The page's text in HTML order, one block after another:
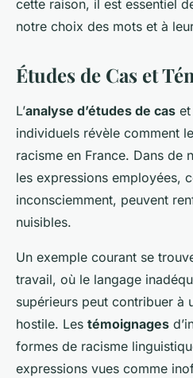
cette raison, il est essentiel
notre choix des mots et à
Études de Cas et
L’analyse d’études de cas
individuels révèle comment
racisme en France. Dans de
les expressions employées,
inconsciemment, peuvent
nuisibles.
Un exemple courant se
travail, où le langage
supérieurs peut contribuer à
hostile. Les témoignages
formes de racisme
expressions vues comme